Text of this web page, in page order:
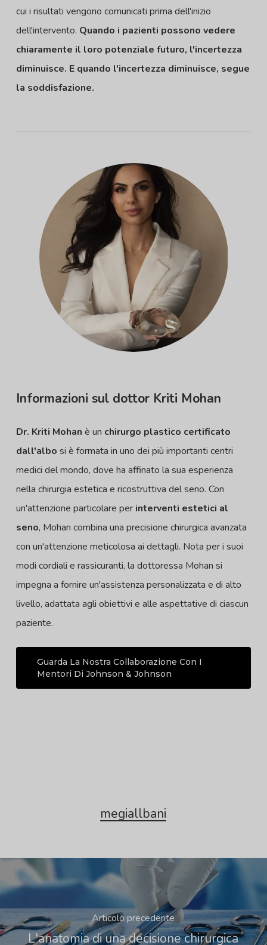
cui i risultati vengono comunicati prima dell'inizio
dell'intervento. Quando i pazienti possono vedere
chiaramente il loro potenziale futuro, l'incertezza
diminuisce. E quando l'incertezza diminuisce, segue
la soddisfazione.
Informazioni sul dottor Kriti Mohan
Dr. Kriti Mohan è un chirurgo plastico certificato
dall'albo si è formata in uno dei più importanti centri
medici del mondo, dove ha affinato la sua esperienza
nella chirurgia estetica e ricostruttiva del seno. Con
un'attenzione particolare per interventi estetici al
seno, Mohan combina una precisione chirurgica avanzata
con un'attenzione meticolosa ai dettagli. Nota per i suoi
modi cordiali e rassicuranti, la dottoressa Mohan si
impegna a fornire un'assistenza personalizzata e di alto
livello, adattata agli obiettivi e alle aspettative di ciascun
paziente.
Guarda La Nostra Collaborazione Con I
Mentori Di Johnson & Johnson
megiallbani
Articolo precedente
L'anatomia di una decisione chirurgica